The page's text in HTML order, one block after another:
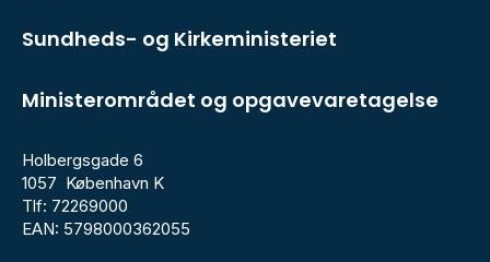
Sundheds- og Kirkeministeriet
Ministerområdet og opgavevaretagelse
Holbergsgade 6
1057 København K
Tlf: 72269000
EAN: 5798000362055